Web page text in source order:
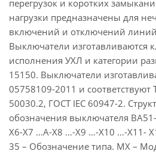
перегрузок и коротких
нагрузки предназначены для
включений и отключений линий
Выключатели изготавливаются
исполнения УХЛ и категории
15150. Выключатели
05758109-2011 и
50030.2, ГОСТ IEC 60947-2.
обозначения выключателя
Х6-Х7 …А-Х8 …-Х9 …-Х10 …-Х11-
35 – Обозначение типа. МХ –